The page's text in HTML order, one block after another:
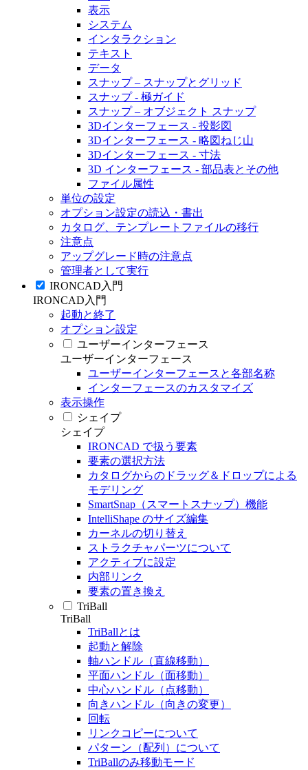
表示
システム
インタラクション
テキスト
データ
スナップ – スナップとグリッド
スナップ - 極ガイド
スナップ – オブジェクト スナップ
3Dインターフェース - 投影図
3Dインターフェース - 略図ねじ山
3Dインターフェース - 寸法
3D インターフェース - 部品表とその他
ファイル属性
単位の設定
オプション設定の読込・書出
カタログ、テンプレートファイルの移行
注意点
アップグレード時の注意点
管理者として実行
IRONCAD入門
IRONCAD入門
起動と終了
オプション設定
ユーザーインターフェース
ユーザーインターフェース
ユーザーインターフェースと各部名称
インターフェースのカスタマイズ
表示操作
シェイプ
シェイプ
IRONCAD で扱う要素
要素の選択方法
カタログからのドラッグ＆ドロップによる
モデリング
SmartSnap（スマートスナップ）機能
IntelliShape のサイズ編集
カーネルの切り替え
ストラクチャパーツについて
アクティブに設定
内部リンク
要素の置き換え
TriBall
TriBall
TriBallとは
起動と解除
軸ハンドル（直線移動）
平面ハンドル（面移動）
中心ハンドル（点移動）
向きハンドル（向きの変更）
回転
リンクコピーについて
パターン（配列）について
TriBallのみ移動モード